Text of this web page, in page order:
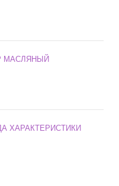
МАСЛЯНЫЙ
ХАРАКТЕРИСТИКИ